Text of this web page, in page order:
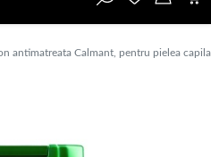
antimatreata Calmant, pentru pielea